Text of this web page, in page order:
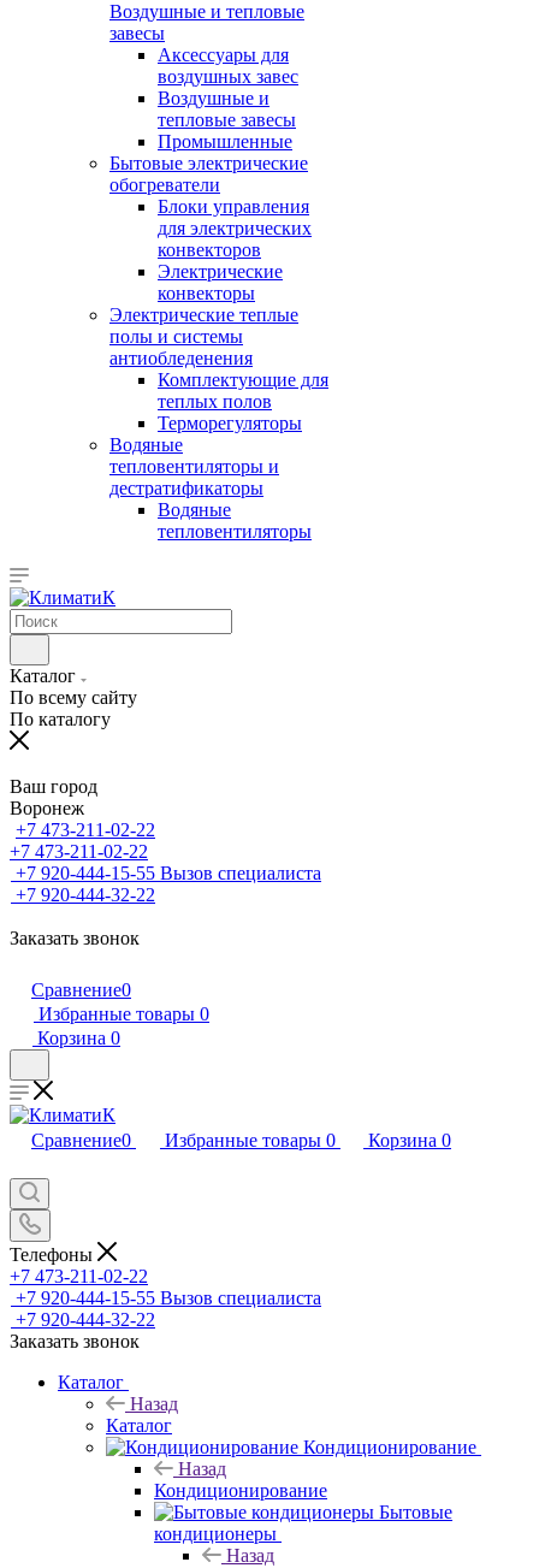
Воздушные и тепловые
завесы
Аксессуары для
воздушных завес
Воздушные и
тепловые завесы
Промышленные
Бытовые электрические
обогреватели
Блоки управления
для электрических
конвекторов
Электрические
конвекторы
Электрические теплые
полы и системы
антиобледенения
Комплектующие для
теплых полов
Терморегуляторы
Водяные
тепловентиляторы и
дестратификаторы
Водяные
тепловентиляторы
Каталог
По всему сайту
По каталогу
Ваш город
Воронеж
+7 473-211-02-22
+7 473-211-02-22
+7 920-444-15-55 Вызов специалиста
+7 920-444-32-22
Заказать звонок
Сравнение0
Избранные товары 0
Корзина 0
Сравнение0 Избранные товары 0 Корзина 0
Телефоны
+7 473-211-02-22
+7 920-444-15-55 Вызов специалиста
+7 920-444-32-22
Заказать звонок
Каталог
Назад
Каталог
Кондиционирование
Назад
Кондиционирование
Бытовые
кондиционеры
Назад